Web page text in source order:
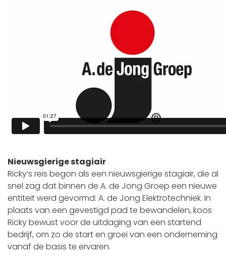
Nieuwsgierige stagiair
Ricky’s reis begon als een nieuwsgierige stagiair, die al
snel zag dat binnen de A. de Jong Groep een nieuwe
entiteit werd gevormd: A. de Jong Elektrotechniek. In
plaats van een gevestigd pad te bewandelen, koos
Ricky bewust voor de uitdaging van een startend
bedrijf, om zo de start en groei van een onderneming
vanaf de basis te ervaren.